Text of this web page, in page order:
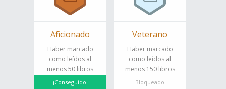
Aficionado
Haber marcado
como leídos al
menos 50 libros
¡Conseguido!
Veterano
Haber marcado
como leídos al
menos 150 libros
Bloqueado